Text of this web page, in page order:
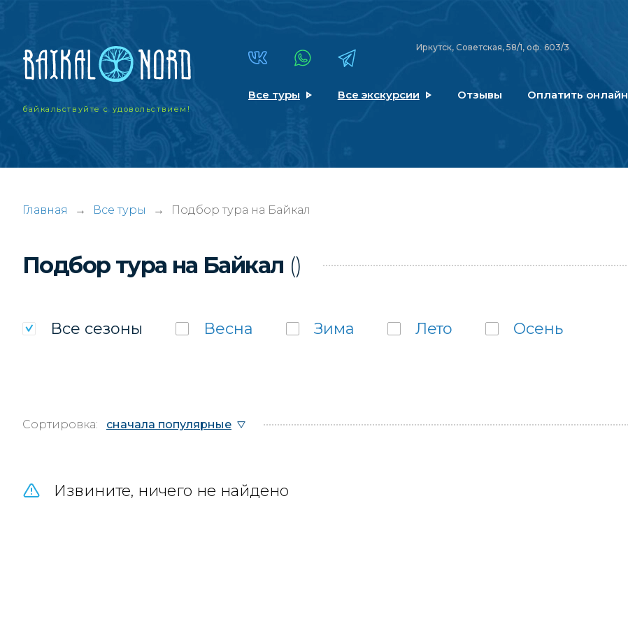
байкальствуйтес удовольствием!
Иркутск, Советская, 58/1, оф. 603/3
Все туры Все экскурсии Отзывы Оплатить онлайн
Главная → Все туры → Подбор тура на Байкал
Подбор тура на Байкал ()
Все сезоны Весна Зима Лето Осень
Сортировка: сначала популярные
Извините, ничего не найдено